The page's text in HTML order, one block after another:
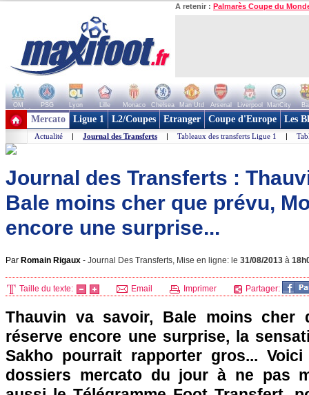
A retenir : Palmarès Coupe du
OM PSG Lyon Lille Monaco Chelsea Man Utd Arsenal Liverpool ManCity
+ de clubs
Mercato Ligue 1 L2/Coupes Etranger Coupe d'Europe Les
Actualité | Journal des Transferts | Tableaux des transferts Ligue 1 |
Journal des Transferts :
Bale moins cher que prévu,
encore une surprise...
Par Romain Rigaux - Journal Des Transferts, Mise en ligne: le 31/08/2013 à
Taille du texte: Email Imprimer Partager:
Thauvin va savoir, Bale moins cher
réserve encore une surprise, la
Sakho pourrait rapporter gros...
dossiers mercato du jour à ne pas